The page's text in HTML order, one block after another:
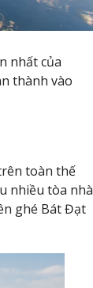
nhất của
thành vào
toàn thế
nhiều tòa nhà
ghé Bát Đạt